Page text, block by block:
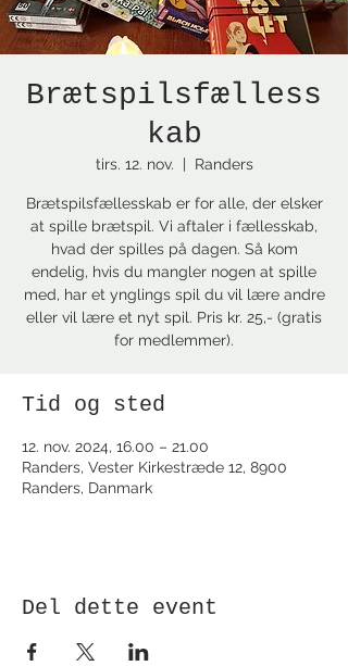
Brætspilsfælless
kab
tirs. 12. nov.
  |
Randers
Brætspilsfællesskab er for alle, der elsker
at spille brætspil. Vi aftaler i fællesskab,
hvad der spilles på dagen. Så kom
endelig, hvis du mangler nogen at spille
med, har et ynglings spil du vil lære andre
eller vil lære et nyt spil. Pris kr. 25,- (gratis
for medlemmer).
Tid og sted
12. nov. 2024, 16.00 – 21.00
Randers, Vester Kirkestræde 12, 8900
Randers, Danmark
Del dette event